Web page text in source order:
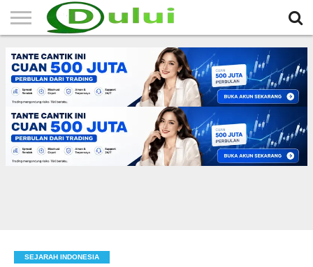
TERBARU
BERITA
SEJARAH
KOMUNITAS
IKLAN
GRATIS
RELIGI
LAINNYA
MITRA
SEJARAH INDONESIA